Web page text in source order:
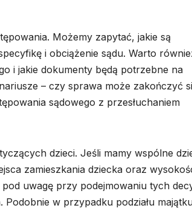
Możemy zapytać, jakie są
i obciążenie sądu. Warto
i jakie dokumenty będą potrzebne na
– czy sprawa może zakończyć
sądowego z przesłuchaniem
dzieci. Jeśli mamy wspólne
zamieszkania dziecka oraz
uwagę przy podejmowaniu tych
w przypadku podziału